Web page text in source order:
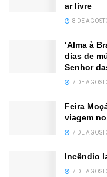
ar livre
8 DE
‘Alma à
dias de
Senhor
7 DE
Feira
viagem
7 DE
Incêndio
7 DE